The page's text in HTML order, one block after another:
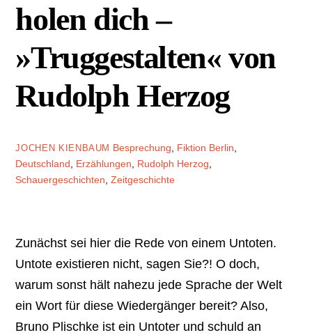
holen dich –
»Truggestalten« von
Rudolph Herzog
JOCHEN KIENBAUM Besprechung Fiktion Berlin
Deutschland
Erzählungen Rudolph Herzog
Schauergeschichten ,Zeitgeschichte
Zunächst sei hier die Rede von einem Untoten.
Untote existieren nicht, sagen Sie?! O doch,
warum sonst hält nahezu jede Sprache der Welt
ein Wort für diese Wiedergänger bereit? Also,
Bruno Plischke ist ein Untoter und schuld an